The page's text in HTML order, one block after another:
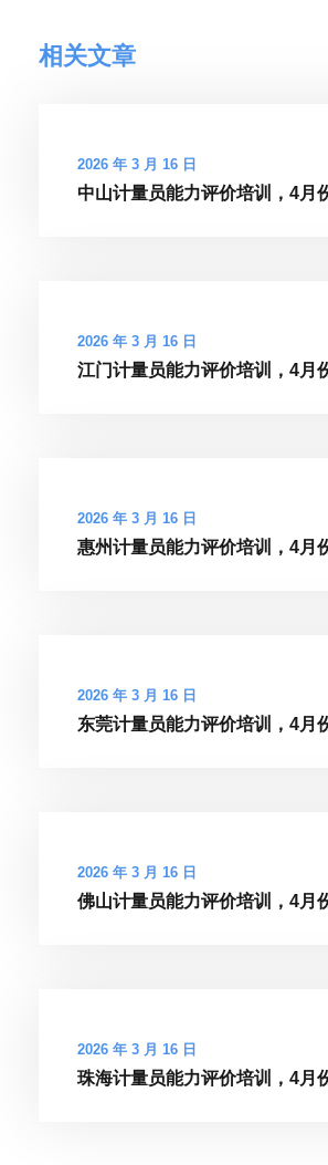
相关文章
2026 年 3 月 16 日
中山计量员能力评价培训，4月
2026 年 3 月 16 日
江门计量员能力评价培训，4月
2026 年 3 月 16 日
惠州计量员能力评价培训，4月
2026 年 3 月 16 日
东莞计量员能力评价培训，4月
2026 年 3 月 16 日
佛山计量员能力评价培训，4月
2026 年 3 月 16 日
珠海计量员能力评价培训，4月